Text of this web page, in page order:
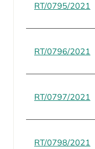
RT/0795/2021
RT/0796/2021
RT/0797/2021
RT/0798/2021